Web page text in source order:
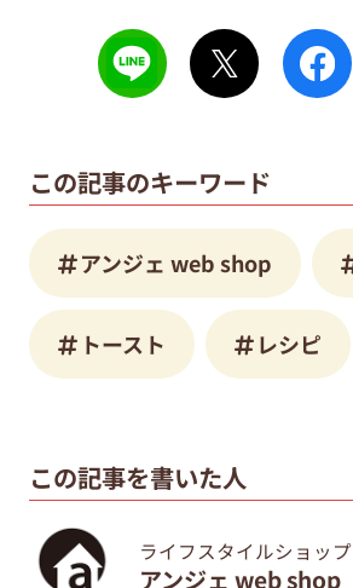
この記事のキーワード
アンジェ web shop
トースト レシピ
この記事を書いた人
ライフスタイルショップ
アンジェ web shop